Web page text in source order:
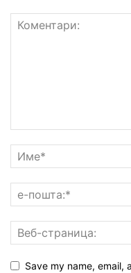
Save my name, email,